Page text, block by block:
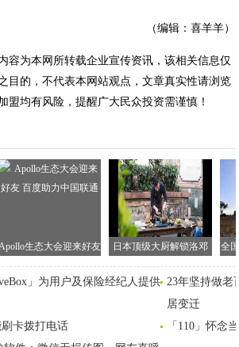
（编辑：喜羊羊）
容为本网所转载企业宣传资讯，该相关信息仅
目的，不代表本网站观点，文章真实性请浏览
盟均有风险，提醒广大民众投资需谨慎！
生态大会迎来好友
百度助力中国联通"一
镜"部署智能车联
日本顶级大厨解锁洛邓
盐之美食 优酷《大地私
宴》展示精致美食大宴
全
大
」为用户及保险经纪人提供 23年坚持做老
居变迁
卡拨打电话
「110」怀念